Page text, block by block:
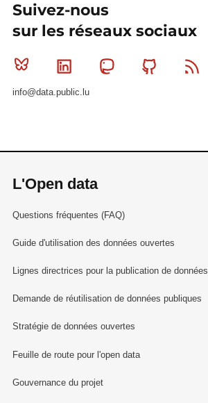
Suivez-nous
sur les réseaux sociaux
Bluesky Linkedin MastodonGithub
info@data.public.lu
L'Open data
Questions fréquentes (FAQ)
Guide d'utilisation des données ouvertes
Lignes directrices pour la publication de
Demande de réutilisation de données publiques
Stratégie de données ouvertes
Feuille de route pour l'open data
Gouvernance du projet